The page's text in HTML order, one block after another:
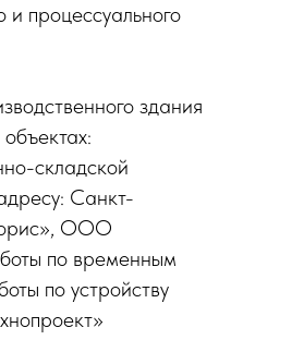
процессуального
здания
складской
Санкт-
ООО
по временным
по устройству